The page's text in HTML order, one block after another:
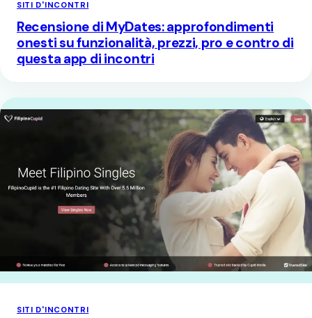
SITI D'INCONTRI
Recensione di MyDates: approfondimenti
onesti su funzionalità, prezzi, pro e contro di
questa app di incontri
SITI D'INCONTRI